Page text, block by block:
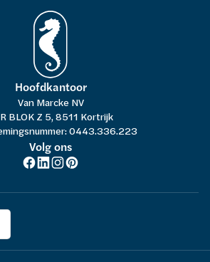
Hoofdkantoor
Van Marcke NV
BLOK Z 5, 8511 Kortrijk
0443.336.223
Volg ons